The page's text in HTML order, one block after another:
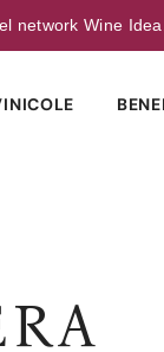
network Wine